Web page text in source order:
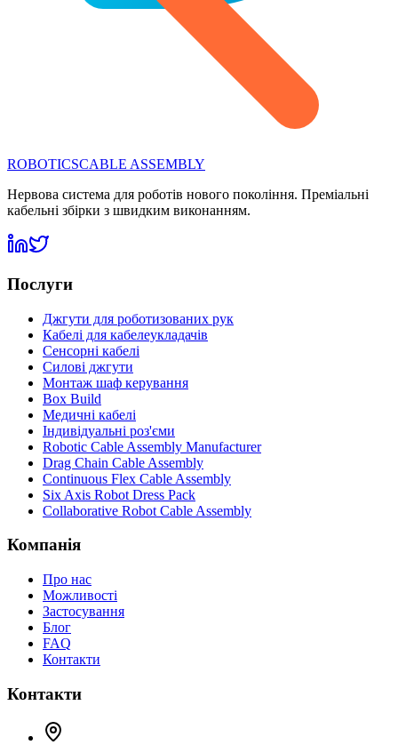
ROBOTICSCABLE ASSEMBLY
Нервова система для роботів нового покоління. Преміальні
кабельні збірки з швидким виконанням.
Послуги
Джгути для роботизованих рук
Кабелі для кабелеукладачів
Сенсорні кабелі
Силові джгути
Монтаж шаф керування
Box Build
Медичні кабелі
Індивідуальні роз'єми
Robotic Cable Assembly Manufacturer
Drag Chain Cable Assembly
Continuous Flex Cable Assembly
Six Axis Robot Dress Pack
Collaborative Robot Cable Assembly
Компанія
Про нас
Можливості
Застосування
Блог
FAQ
Контакти
Контакти